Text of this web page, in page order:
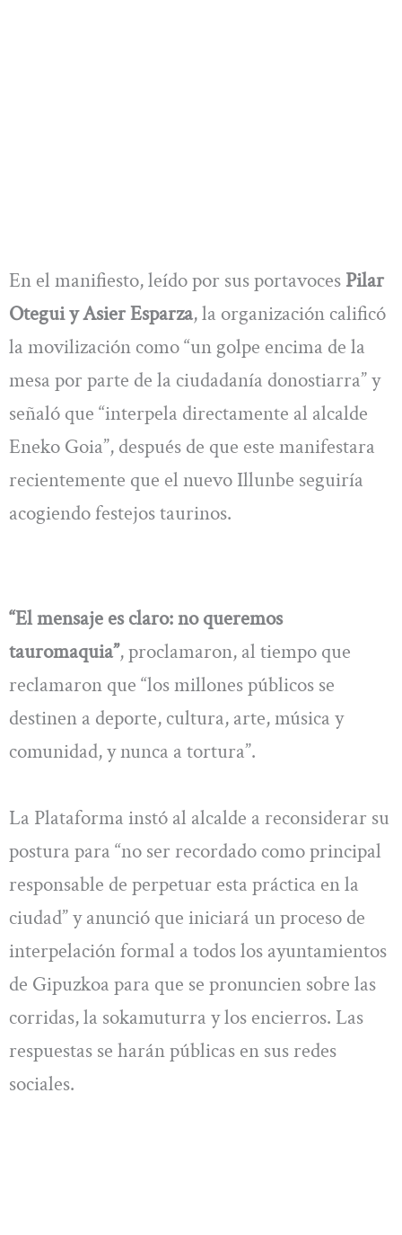
En el manifiesto, leído por sus portavoces Pilar
Otegui y Asier Esparza, la organización calificó
la movilización como “un golpe encima de la
mesa por parte de la ciudadanía donostiarra” y
señaló que “interpela directamente al alcalde
Eneko Goia”, después de que este manifestara
recientemente que el nuevo Illunbe seguiría
acogiendo festejos taurinos.
“El mensaje es claro: no queremos
tauromaquia”, proclamaron, al tiempo que
reclamaron que “los millones públicos se
destinen a deporte, cultura, arte, música y
comunidad, y nunca a tortura”.
La Plataforma instó al alcalde a reconsiderar su
postura para “no ser recordado como principal
responsable de perpetuar esta práctica en la
ciudad” y anunció que iniciará un proceso de
interpelación formal a todos los ayuntamientos
de Gipuzkoa para que se pronuncien sobre las
corridas, la sokamuturra y los encierros. Las
respuestas se harán públicas en sus redes
sociales.